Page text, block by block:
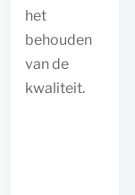
het
behouden
van de
kwaliteit.